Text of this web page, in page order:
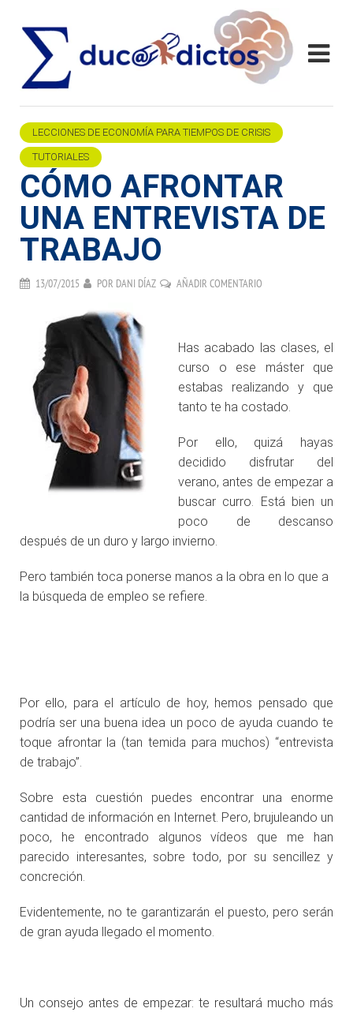
LECCIONES DE ECONOMÍA PARA TIEMPOS DE CRISIS
TUTORIALES
CÓMO AFRONTAR
UNA ENTREVISTA DE
TRABAJO
13/07/2015 POR DANI DÍAZ AÑADIR COMENTARIO
Has acabado las clases, el
curso o ese máster que
estabas realizando y que
tanto te ha costado.
Por ello, quizá hayas
decidido disfrutar del
verano, antes de empezar a
buscar curro. Está bien un
poco de descanso
después de un duro y largo invierno.
Pero también toca ponerse manos a la obra en lo que a
la búsqueda de empleo se refiere.
Por ello, para el artículo de hoy, hemos pensado que
podría ser una buena idea un poco de ayuda cuando te
toque afrontar la (tan temida para muchos) “entrevista
de trabajo”.
Sobre esta cuestión puedes encontrar una enorme
cantidad de información en Internet. Pero, brujuleando un
poco, he encontrado algunos vídeos que me han
parecido interesantes, sobre todo, por su sencillez y
concreción.
Evidentemente, no te garantizarán el puesto, pero serán
de gran ayuda llegado el momento.
Un consejo antes de empezar: te resultará mucho más